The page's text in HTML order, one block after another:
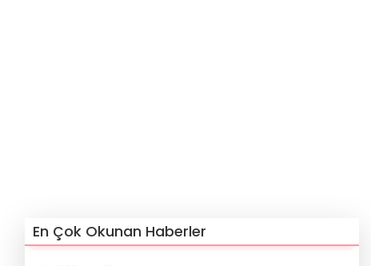
En Çok Okunan Haberler